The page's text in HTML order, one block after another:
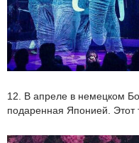
12. В апреле в немецком
подаренная Японией. Этот